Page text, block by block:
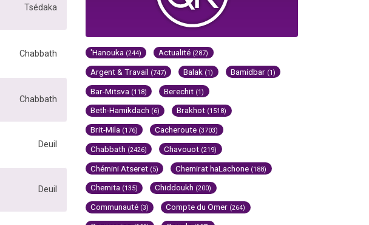
Tsédaka
Chabbath
Chabbath
Deuil
Deuil
'Hanouka (244) Actualité (287)
Argent & Travail (747) Balak (1) Bamidbar (1)
Bar-Mitsva (118) Berechit (1)
Beth-Hamikdach (6) Brakhot (1518)
Brit-Mila (176) Cacheroute (3703)
Chabbath (2426) Chavouot (219)
Chémini Atseret (5) Chemirat haLachone (188)
Chemita (135) Chiddoukh (200)
Communauté (3) Compte du Omer (264)